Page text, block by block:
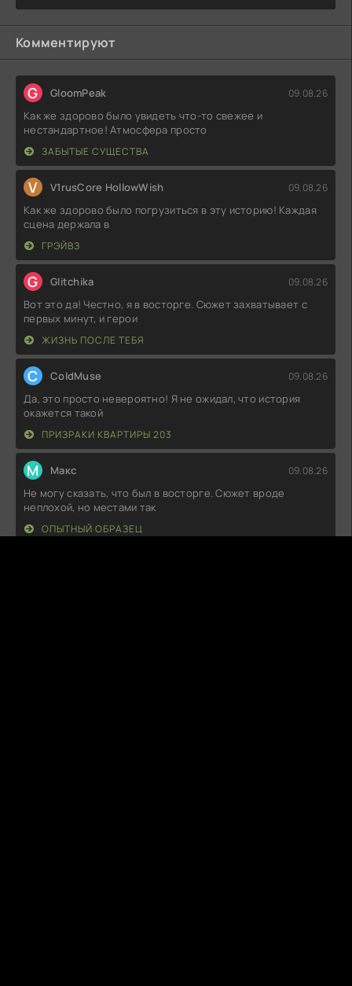
Комментируют
G GloomPeak 09.08.26
Как же здорово было увидеть что-то свежее и
нестандартное! Атмосфера просто
ЗАБЫТЫЕ СУЩЕСТВА
V V1rusCore HollowWish 09.08.26
Как же здорово было погрузиться в эту историю! Каждая
сцена держала в
ГРЭЙВЗ
G Glitchika 09.08.26
Вот это да! Честно, я в восторге. Сюжет захватывает с
первых минут, и герои
ЖИЗНЬ ПОСЛЕ ТЕБЯ
C ColdMuse 09.08.26
Да, это просто невероятно! Я не ожидал, что история
окажется такой
ПРИЗРАКИ КВАРТИРЫ 203
М Макс 09.08.26
Не могу сказать, что был в восторге. Сюжет вроде
неплохой, но местами так
ОПЫТНЫЙ ОБРАЗЕЦ